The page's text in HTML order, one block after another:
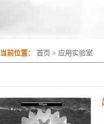
当前位置： 首页 > 应用实验室